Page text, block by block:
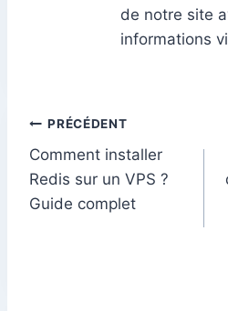
de notre site
informations
Navigation
de
l’article
PRÉCÉDENT
Comment installer
Redis sur un VPS ?
Guide complet